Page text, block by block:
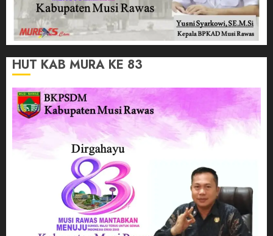
HUT KAB MURA KE 83